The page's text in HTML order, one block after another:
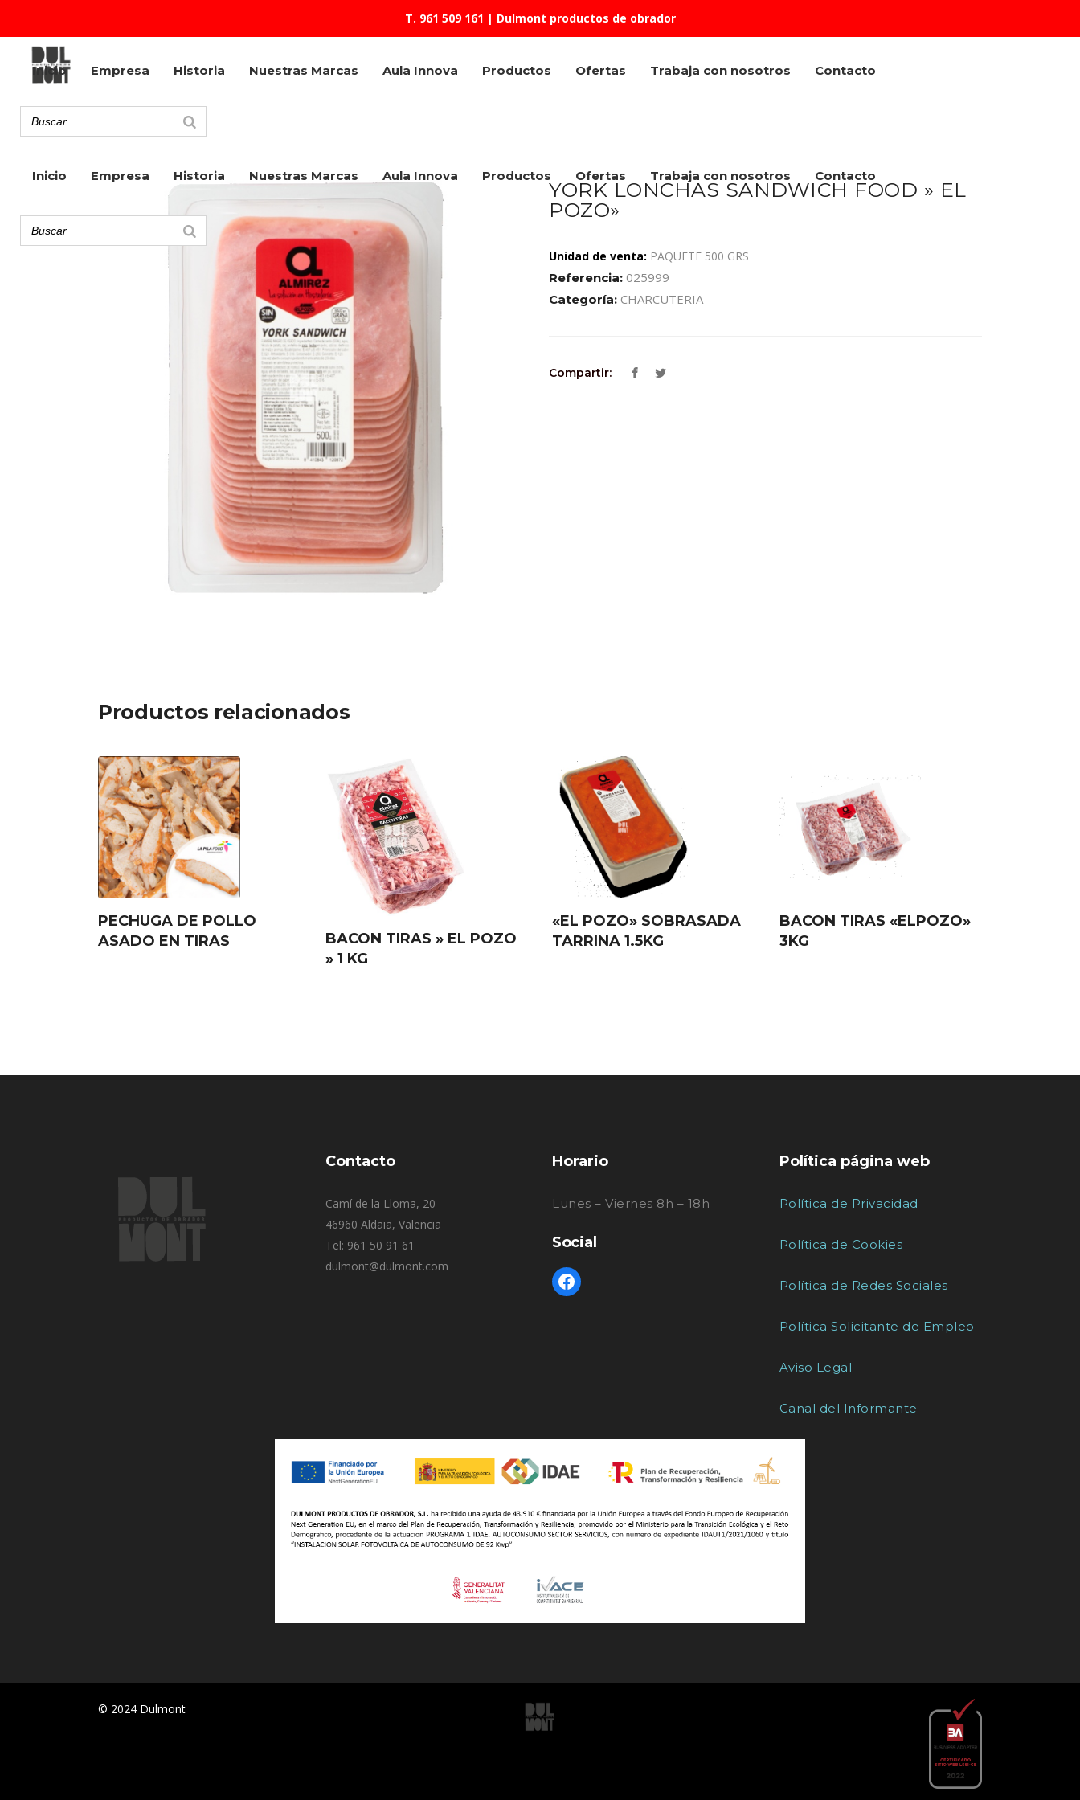
T. 961 509 161 | Dulmont productos de obrador
Inicio Empresa Historia Nuestras Marcas Aula Innova Productos Ofertas Trabaja con nosotros Contacto
Inicio Empresa Historia Nuestras Marcas Aula Innova Productos Ofertas Trabaja con nosotros Contacto
YORK LONCHAS SANDWICH FOOD » EL
POZO»
Unidad de venta: PAQUETE 500 GRS
Referencia: 025999
Categoría: CHARCUTERIA
Compartir:
Productos relacionados
PECHUGA DE POLLO
ASADO EN TIRAS
BACON TIRAS » EL POZO
» 1 KG
«EL POZO» SOBRASADA
TARRINA 1.5KG
BACON TIRAS «ELPOZO»
3KG
Contacto
Camí de la Lloma, 20
46960 Aldaia, Valencia
Tel: 961 50 91 61
dulmont@dulmont.com
Horario
Lunes – Viernes 8h – 18h
Social
Política página web
Política de Privacidad
Política de Cookies
Política de Redes Sociales
Política Solicitante de Empleo
Aviso Legal
Canal del Informante
© 2024 Dulmont